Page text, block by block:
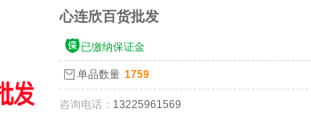
心连欣百货批发
已缴纳保证金
单品数量 1759
咨询电话： 13225961569